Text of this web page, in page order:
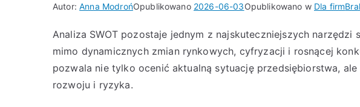
Autor:Anna ModrońOpublikowano 2026-06-03Opublikowano w Dla firm
Analiza SWOT pozostaje jednym z najskuteczniejszych
mimo dynamicznych zmian rynkowych, cyfryzacji i rosnącej
pozwala nie tylko ocenić aktualną sytuację przedsiębiorstwa,
rozwoju i ryzyka.